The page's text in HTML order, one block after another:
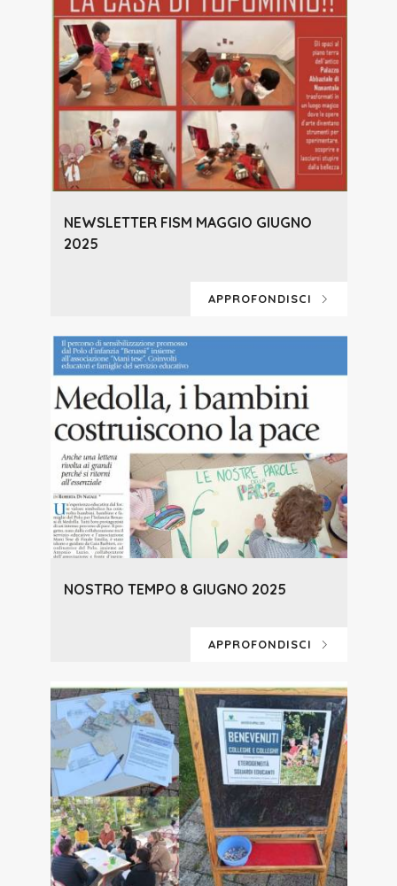
NEWSLETTER FISM MAGGIO GIUGNO
2025
APPROFONDISCI
NOSTRO TEMPO 8 GIUGNO 2025
APPROFONDISCI